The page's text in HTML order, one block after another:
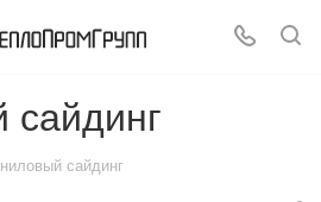
сайдинг
сайдинг